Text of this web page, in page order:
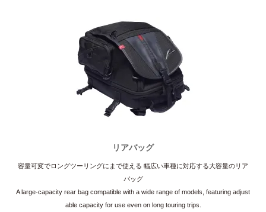
リアバッグ
容量可変でロングツーリングにまで使える 幅広い車種に対応する大容量のリア
バッグ
A large-capacity rear bag compatible with a wide range of models, featuring adjust
able capacity for use even on long touring trips.